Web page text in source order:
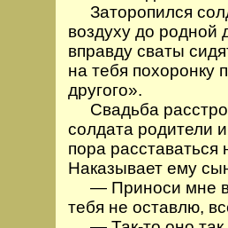
Заторопился
воздуху до родной
вправду сваты
на тебя похоронку
другого».
Свадьба
солдата родители
пора
Наказывает ему
— Приноси мне в
тебя не оставлю,